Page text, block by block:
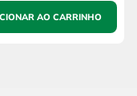
AO CARRINHO